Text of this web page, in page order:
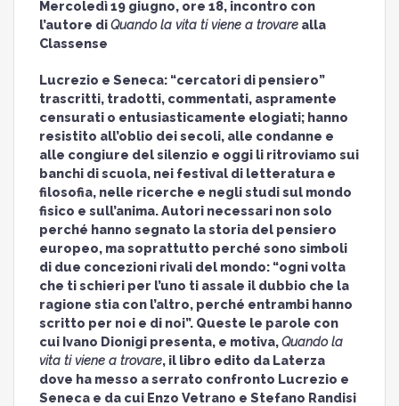
Mercoledì 19 giugno, ore 18, incontro con
l’autore diQuando la vita ti viene a trovarealla
Classense
Lucrezio e Seneca: “cercatori di pensiero”
trascritti, tradotti, commentati, aspramente
censurati o entusiasticamente elogiati; hanno
resistito all’oblio dei secoli, alle condanne e
alle congiure del silenzio e oggi li ritroviamo sui
banchi di scuola, nei festival di letteratura e
filosofia, nelle ricerche e negli studi sul mondo
fisico e sull’anima. Autori necessari non solo
perché hanno segnato la storia del pensiero
europeo, ma soprattutto perché sono simboli
di due concezioni rivali del mondo: “ogni volta
che ti schieri per l’uno ti assale il dubbio che la
ragione stia con l’altro, perché entrambi hanno
scritto per noi e di noi”. Queste le parole con
cui Ivano Dionigi presenta, e motiva,Quando la
vita ti viene a trovare, il libro edito da Laterza
dove ha messo a serrato confronto Lucrezio e
Seneca e da cui Enzo Vetrano e Stefano Randisi